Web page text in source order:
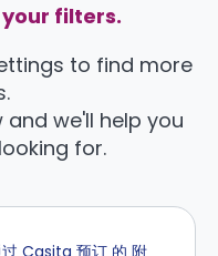
filters.
to find more
we'll help you
for.
Casita 预订 的 附